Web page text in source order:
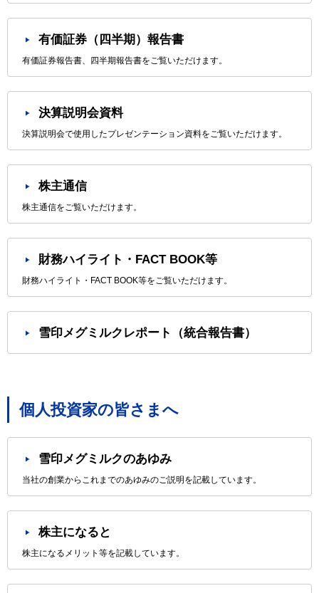
有価証券（四半期）報告書
有価証券報告書、四半期報告書をご覧いただけます。
決算説明会資料
決算説明会で使用したプレゼンテーション資料をご覧いただけます。
株主通信
株主通信をご覧いただけます。
財務ハイライト・FACT BOOK等
財務ハイライト・FACT BOOK等をご覧いただけます。
雪印メグミルクレポート（統合報告書）
個人投資家の皆さまへ
雪印メグミルクのあゆみ
当社の創業からこれまでのあゆみのご説明を記載しています。
株主になると
株主になるメリット等を記載しています。